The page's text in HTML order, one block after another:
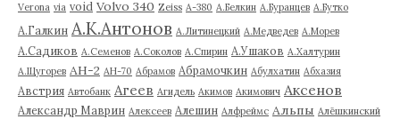
Verona via void Volvo 340 Zeiss А-380 А.Белкин А.Буранцев А.Бутко
А.Галкин А.К.Антонов А.Литинецкий А.Медведев А.Морев
А.Садиков А.Семенов А.Соколов А.Спирин А.Ушаков А.Халтурин
А.Щугорев АН-2 АН-70 Абрамов Абрамочкин Абулхатин Абхазия
Австрия Автобанк Агеев Агидель Акимов Акимович Аксенов
Александр Маврин Алексеев Алешин Алфреймс Альпы Алёшкинский